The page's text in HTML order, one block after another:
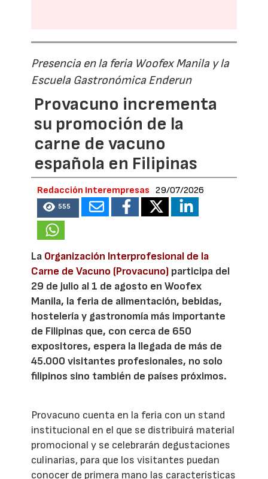
Presencia en la feria Woofex Manila y la
Escuela Gastronómica Enderun
Provacuno incrementa
su promoción de la
carne de vacuno
española en Filipinas
Redacción Interempresas 29/07/2026
555
La Organización Interprofesional de la
Carne de Vacuno (Provacuno) participa del
29 de julio al 1 de agosto en Woofex
Manila, la feria de alimentación, bebidas,
hostelería y gastronomía más importante
de Filipinas que, con cerca de 650
expositores, espera la llegada de más de
45.000 visitantes profesionales, no solo
filipinos sino también de países próximos.
Provacuno cuenta en la feria con un stand
institucional en el que se distribuirá material
promocional y se celebrarán degustaciones
culinarias, para que los visitantes puedan
conocer de primera mano las características